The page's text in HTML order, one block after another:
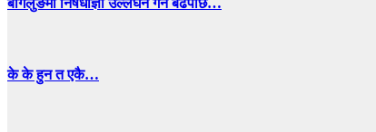
बागलुङमा निषेधाज्ञा उल्लंघन गर्ने बढेपछि…
के के हुन त एकै…